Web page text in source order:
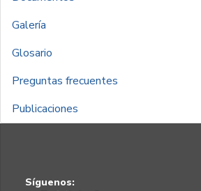
Galería
Glosario
Preguntas frecuentes
Publicaciones
Síguenos: